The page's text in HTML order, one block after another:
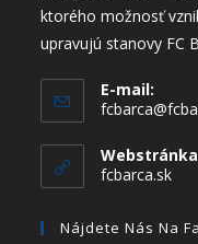
ktorého možnosť
upravujú stanovy FC
E-mail:
fcbarca.sk
Nájdete Nás Na